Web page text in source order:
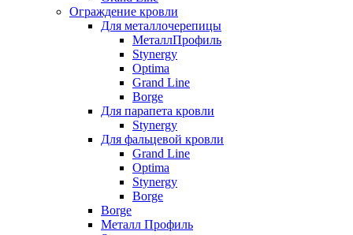
Ограждение кровли
Для металлочерепицы
МеталлПрофиль
Stynergy
Optima
Grand Line
Borge
Для парапета кровли
Stynergy
Для фальцевой кровли
Grand Line
Optima
Stynergy
Borge
Borge
Металл Профиль